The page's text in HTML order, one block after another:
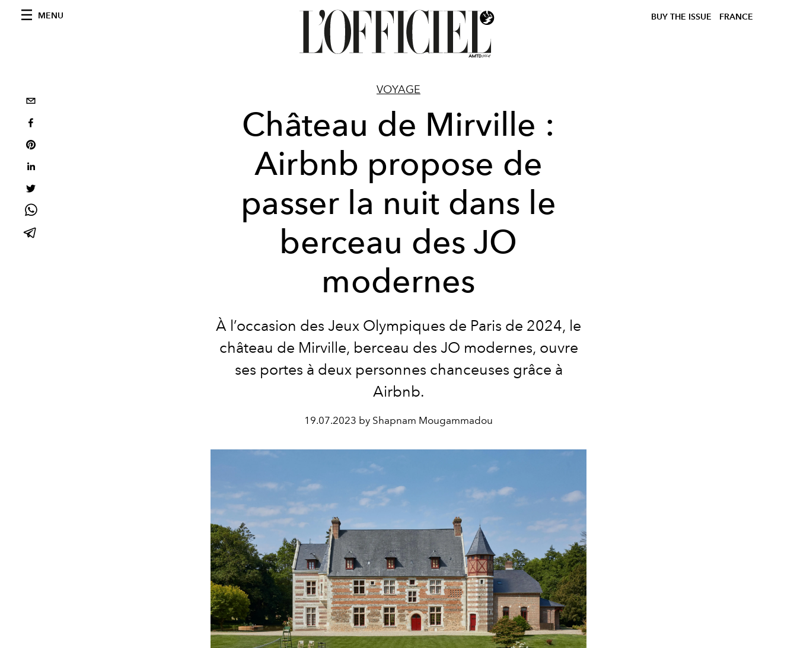
MENU BUY THE ISSUE FRANCE
VOYAGE
Château de Mirville :
Airbnb propose de
passer la nuit dans le
berceau des JO
modernes
À l’occasion des Jeux Olympiques de Paris de 2024, le
château de Mirville, berceau des JO modernes, ouvre
ses portes à deux personnes chanceuses grâce à
Airbnb.
19.07.2023 by Shapnam Mougammadou